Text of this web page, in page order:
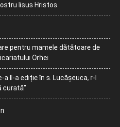
Iisus Hristos
pentru mamele dătătoare de
Orhei
II-a ediție în s. Lucășeuca, r-l
curată”